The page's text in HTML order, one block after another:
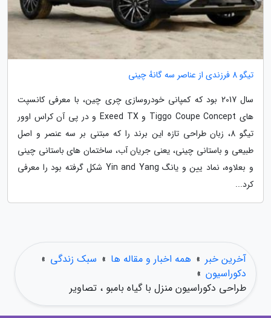
تیگو 8 فرزندی از عناصر سه گانهٔ چینی
سال 2017 بود که کمپانی خودروسازی چری چین، با معرفی کانسپت
های Tiggo Coupe Concept و Exeed TX و در پی آن کراس اوور
تیگو 8، زبان طراحی تازه این برند را که مبتنی بر سه عنصر و اصل
طبیعی و باستانی چینی، یعنی جریان آب، ساختمان های باستانی چینی
و بعلاوه، نماد یین و یانگ Yin and Yang شکل گرفته بود را معرفی
کرد...
آخرین خبر » همه اخبار و مقاله ها » سبک زندگی »
دکوراسیون »
طراحی دکوراسیون منزل با گیاه بامبو ، تصاویر